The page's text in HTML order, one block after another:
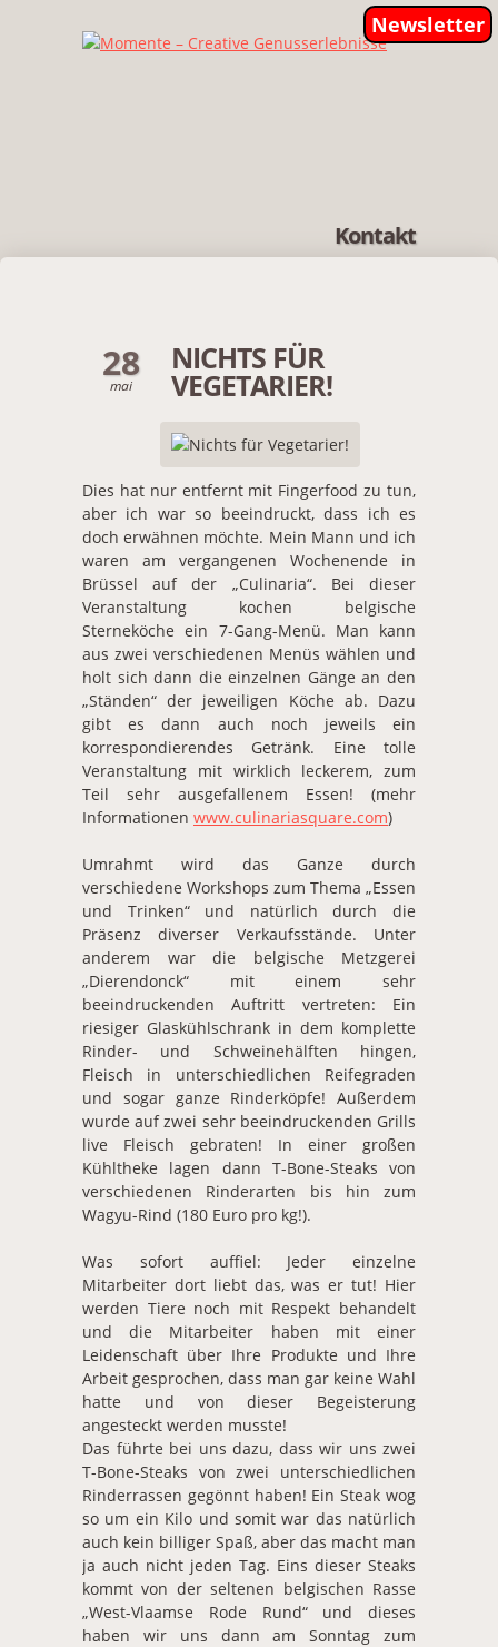
Newsletter
Kontakt
28
mai
NICHTS FÜR
VEGETARIER!
Dies hat nur entfernt mit Fingerfood zu tun,
aber ich war so beeindruckt, dass ich es
doch erwähnen möchte. Mein Mann und ich
waren am vergangenen Wochenende in
Brüssel auf der „Culinaria“. Bei dieser
Veranstaltung kochen belgische
Sterneköche ein 7-Gang-Menü. Man kann
aus zwei verschiedenen Menüs wählen und
holt sich dann die einzelnen Gänge an den
„Ständen“ der jeweiligen Köche ab. Dazu
gibt es dann auch noch jeweils ein
korrespondierendes Getränk. Eine tolle
Veranstaltung mit wirklich leckerem, zum
Teil sehr ausgefallenem Essen! (mehr
Informationen www.culinariasquare.com)
Umrahmt wird das Ganze durch
verschiedene Workshops zum Thema „Essen
und Trinken“ und natürlich durch die
Präsenz diverser Verkaufsstände. Unter
anderem war die belgische Metzgerei
„Dierendonck“ mit einem sehr
beeindruckenden Auftritt vertreten: Ein
riesiger Glaskühlschrank in dem komplette
Rinder- und Schweinehälften hingen,
Fleisch in unterschiedlichen Reifegraden
und sogar ganze Rinderköpfe! Außerdem
wurde auf zwei sehr beeindruckenden Grills
live Fleisch gebraten! In einer großen
Kühltheke lagen dann T-Bone-Steaks von
verschiedenen Rinderarten bis hin zum
Wagyu-Rind (180 Euro pro kg!).
Was sofort auffiel: Jeder einzelne
Mitarbeiter dort liebt das, was er tut! Hier
werden Tiere noch mit Respekt behandelt
und die Mitarbeiter haben mit einer
Leidenschaft über Ihre Produkte und Ihre
Arbeit gesprochen, dass man gar keine Wahl
hatte und von dieser Begeisterung
angesteckt werden musste!
Das führte bei uns dazu, dass wir uns zwei
T-Bone-Steaks von zwei unterschiedlichen
Rinderrassen gegönnt haben! Ein Steak wog
so um ein Kilo und somit war das natürlich
auch kein billiger Spaß, aber das macht man
ja auch nicht jeden Tag. Eins dieser Steaks
kommt von der seltenen belgischen Rasse
„West-Vlaamse Rode Rund“ und dieses
haben wir uns dann am Sonntag zum